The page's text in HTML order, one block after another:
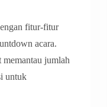
fitur-fitur
acara.
jumlah
untuk